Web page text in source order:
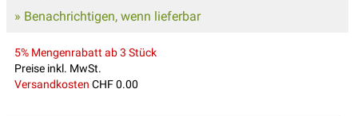
» Benachrichtigen, wenn lieferbar
5% Mengenrabatt ab 3 Stück
Preise inkl. MwSt.
Versandkosten CHF 0.00